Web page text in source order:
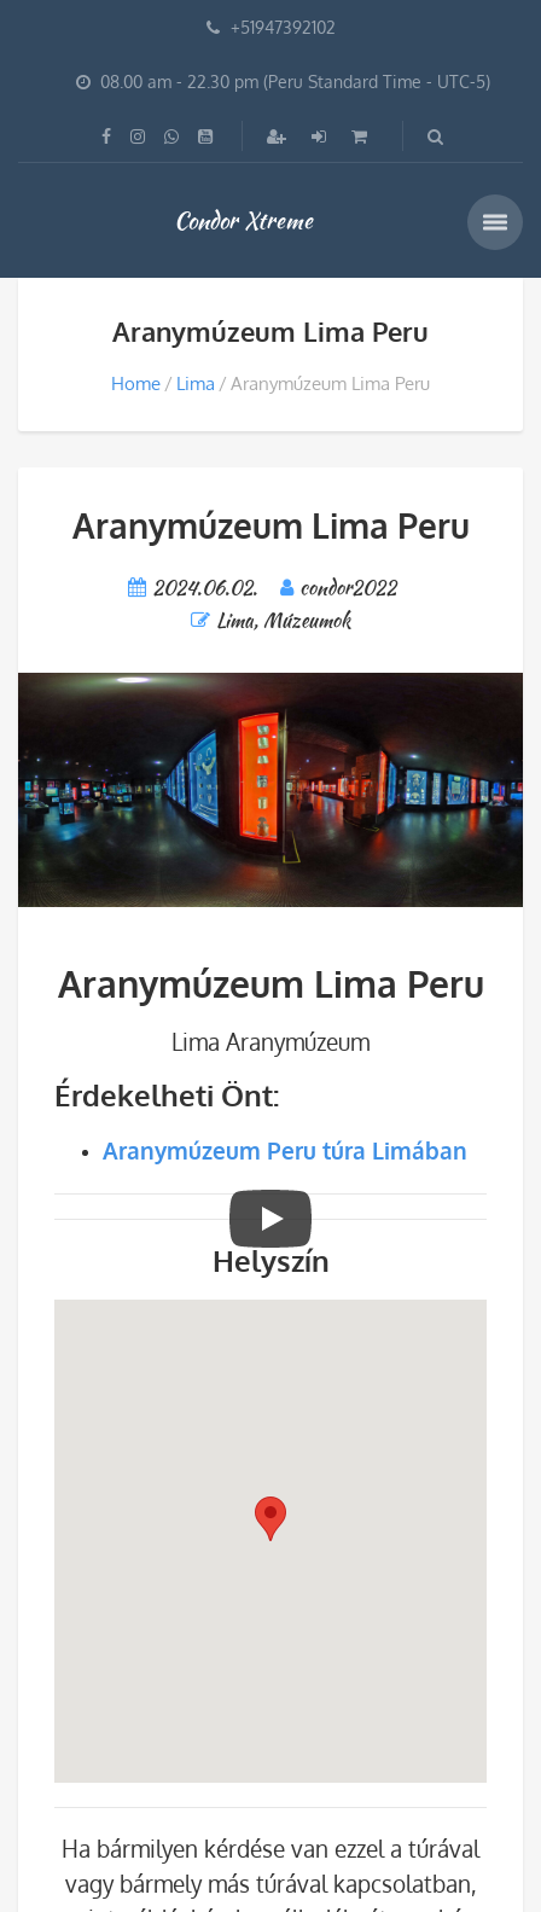
+51947392102
08.00 am - 22.30 pm (Peru Standard Time - UTC-5)
Condor Xtreme
Aranymúzeum Lima Peru
Home Lima Aranymúzeum Lima Peru
Aranymúzeum Lima Peru
2024.06.02.
condor2022
Lima,Múzeumok
Aranymúzeum Lima Peru
Lima Aranymúzeum
Érdekelheti Önt:
Aranymúzeum Peru túra Limában
Helyszín
Ha bármilyen kérdése van ezzel a túrával
vagy bármely más túrával kapcsolatban,